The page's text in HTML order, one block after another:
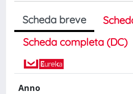
Scheda breve
Scheda completa (DC)
Anno